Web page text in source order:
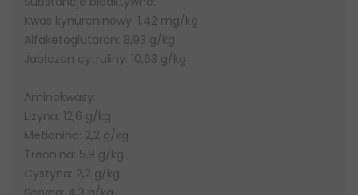
Kwas kynureninowy: 1,42 mg/kg
Alfaketoglutaran: 8,93 g/kg
Jabłczan cytruliny: 10,63 g/kg
Aminokwasy:
Lizyna: 12,6 g/kg
Metionina: 2,2 g/kg
Treonina: 5,9 g/kg
Cystyna: 2,2 g/kg